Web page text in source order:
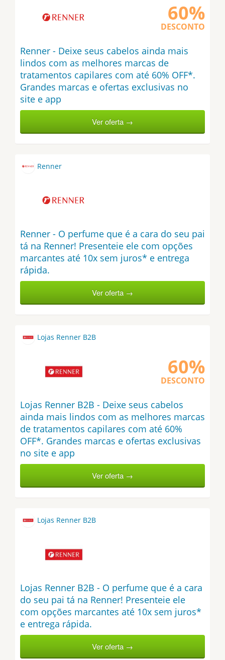
60%
DESCONTO
Renner - Deixe seus cabelos ainda mais
lindos com as melhores marcas de
tratamentos capilares com até 60% OFF*.
Grandes marcas e ofertas exclusivas no
site e app
Ver oferta →
Renner
Renner - O perfume que é a cara do seu pai
tá na Renner! Presenteie ele com opções
marcantes até 10x sem juros* e entrega
rápida.
Ver oferta →
Lojas Renner B2B
60%
DESCONTO
Lojas Renner B2B - Deixe seus cabelos
ainda mais lindos com as melhores marcas
de tratamentos capilares com até 60%
OFF*. Grandes marcas e ofertas exclusivas
no site e app
Ver oferta →
Lojas Renner B2B
Lojas Renner B2B - O perfume que é a cara
do seu pai tá na Renner! Presenteie ele
com opções marcantes até 10x sem juros*
e entrega rápida.
Ver oferta →